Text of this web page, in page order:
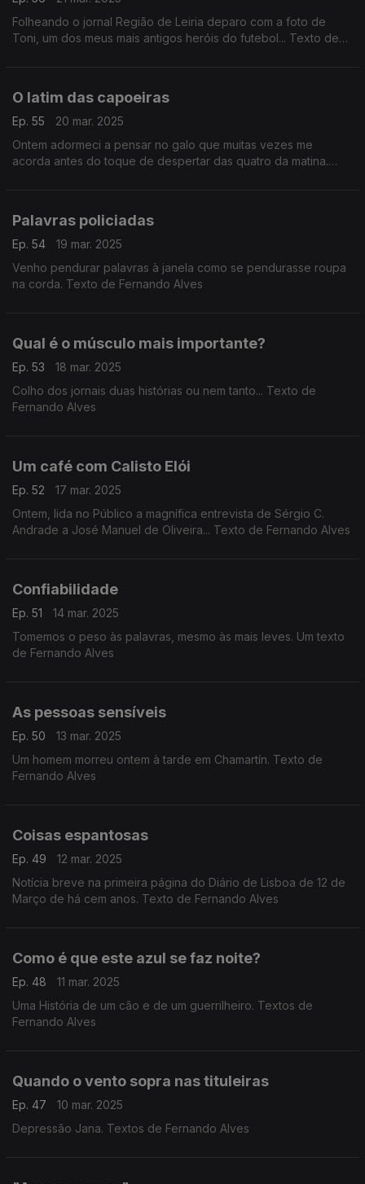
Folheando o jornal Região de Leiria deparo com a foto de
Toni, um dos meus mais antigos heróis do futebol... Texto de
O latim das capoeiras
Ep. 55
20 mar. 2025
Ontem adormeci a pensar no galo que muitas vezes me
acorda antes do toque de despertar das quatro da matina.
Palavras policiadas
Ep. 54
19 mar. 2025
Venho pendurar palavras à janela como se pendurasse roupa
na corda. Texto de Fernando Alves
Qual é o músculo mais importante?
Ep. 53
18 mar. 2025
Colho dos jornais duas histórias ou nem tanto... Texto de
Fernando Alves
Um café com Calisto Elói
Ep. 52
17 mar. 2025
Ontem, lida no Público a magnífica entrevista de Sérgio C.
Andrade a José Manuel de Oliveira... Texto de Fernando Alves
Confiabilidade
Ep. 51
14 mar. 2025
Tomemos o peso às palavras, mesmo às mais leves. Um texto
de Fernando Alves
As pessoas sensíveis
Ep. 50
13 mar. 2025
Um homem morreu ontem à tarde em Chamartín. Texto de
Fernando Alves
Coisas espantosas
Ep. 49
12 mar. 2025
Notícia breve na primeira página do Diário de Lisboa de 12 de
Março de há cem anos. Texto de Fernando Alves
Como é que este azul se faz noite?
Ep. 48
11 mar. 2025
Uma História de um cão e de um guerrilheiro. Textos de
Fernando Alves
Quando o vento sopra nas tituleiras
Ep. 47
10 mar. 2025
Depressão Jana. Textos de Fernando Alves